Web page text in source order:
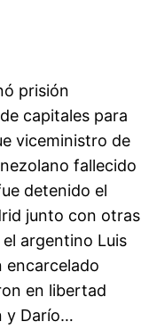
prisión
capitales para
viceministro de
fallecido
detenido el
junto con otras
argentino Luis
encarcelado
en libertad
y Darío…